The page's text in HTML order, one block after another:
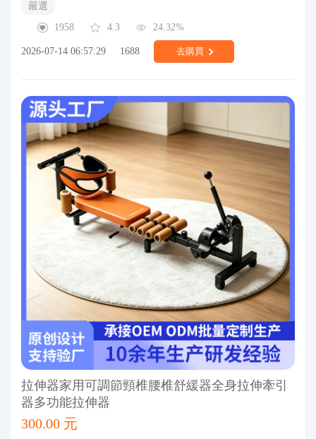
嚴選
1958
4.3 24.32%
2026-07-14 06:57:29 1688 去購買
拉伸器家用可調節頸椎腰椎舒緩器全身拉伸牽引
器多功能拉伸器
300.00 元